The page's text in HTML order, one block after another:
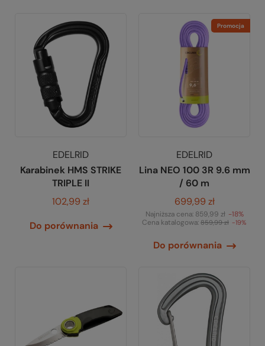
EDELRID
Karabinek HMS STRIKE
TRIPLE II
102,99 zł
Do porównania
Promocja
EDELRID
Lina NEO 100 3R 9.6 mm
/ 60 m
699,99 zł
Najniższa cena: 859,99 zł -18%
Cena katalogowa: 859,99 zł -19%
Do porównania